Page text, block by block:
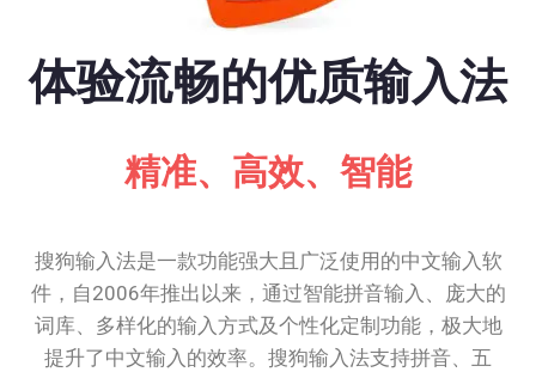
体验流畅的优质输入法
精准、高效、智能
搜狗输入法是一款功能强大且广泛使用的中文输入软
件，自2006年推出以来，通过智能拼音输入、庞大的
词库、多样化的输入方式及个性化定制功能，极大地
提升了中文输入的效率。搜狗输入法支持拼音、五